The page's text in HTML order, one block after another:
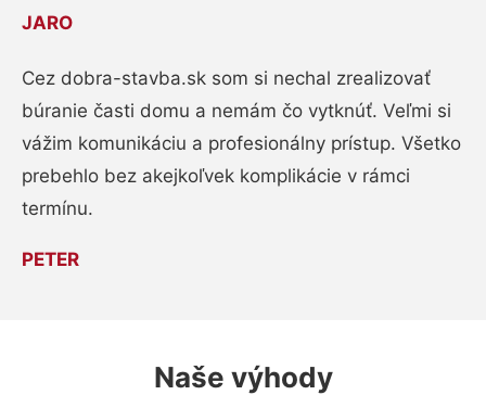
JARO
Cez dobra-stavba.sk som si nechal zrealizovať
búranie časti domu a nemám čo vytknúť. Veľmi si
vážim komunikáciu a profesionálny prístup. Všetko
prebehlo bez akejkoľvek komplikácie v rámci
termínu.
PETER
Naše výhody